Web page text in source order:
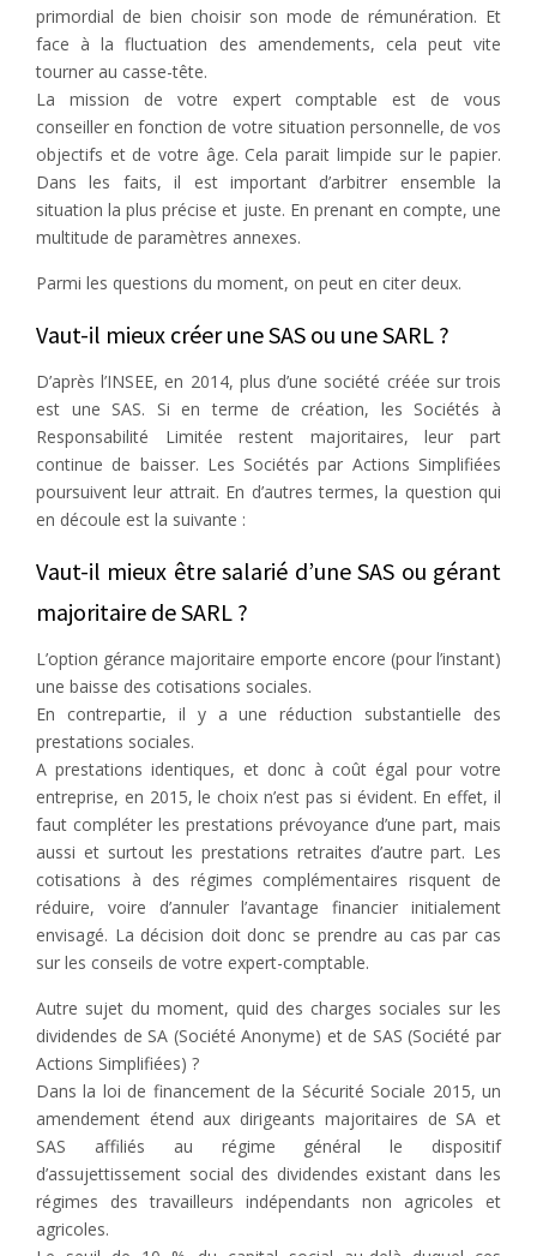
primordial de bien choisir son mode de rémunération. Et
face à la fluctuation des amendements, cela peut vite
tourner au casse-tête.
La mission de votre expert comptable est de vous
conseiller en fonction de votre situation personnelle, de vos
objectifs et de votre âge. Cela parait limpide sur le papier.
Dans les faits, il est important d’arbitrer ensemble la
situation la plus précise et juste. En prenant en compte, une
multitude de paramètres annexes.
Parmi les questions du moment, on peut en citer deux.
Vaut-il mieux créer une SAS ou une SARL ?
D’après l’INSEE, en 2014, plus d’une société créée sur trois
est une SAS. Si en terme de création, les Sociétés à
Responsabilité Limitée restent majoritaires, leur part
continue de baisser. Les Sociétés par Actions Simplifiées
poursuivent leur attrait. En d’autres termes, la question qui
en découle est la suivante :
Vaut-il mieux être salarié d’une SAS ou gérant
majoritaire de SARL ?
L’option gérance majoritaire emporte encore (pour l’instant)
une baisse des cotisations sociales.
En contrepartie, il y a une réduction substantielle des
prestations sociales.
A prestations identiques, et donc à coût égal pour votre
entreprise, en 2015, le choix n’est pas si évident. En effet, il
faut compléter les prestations prévoyance d’une part, mais
aussi et surtout les prestations retraites d’autre part. Les
cotisations à des régimes complémentaires risquent de
réduire, voire d’annuler l’avantage financier initialement
envisagé. La décision doit donc se prendre au cas par cas
sur les conseils de votre expert-comptable.
Autre sujet du moment, quid des charges sociales sur les
dividendes de SA (Société Anonyme) et de SAS (Société par
Actions Simplifiées) ?
Dans la loi de financement de la Sécurité Sociale 2015, un
amendement étend aux dirigeants majoritaires de SA et
SAS affiliés au régime général le dispositif
d’assujettissement social des dividendes existant dans les
régimes des travailleurs indépendants non agricoles et
agricoles.